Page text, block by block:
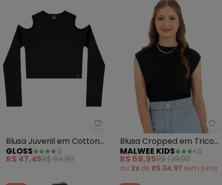
Gloss - Blusa Juvenil em
Blusa Juvenil em Cotton
(Preto)
GLOSS
R$ 47,45R$ 94,90
Blusa Cropped em Tricot
Teen (Preto)
MALWEE KIDS
R$ 69,95R$ 139,90
ou 2x de R$ 34,97 sem juros